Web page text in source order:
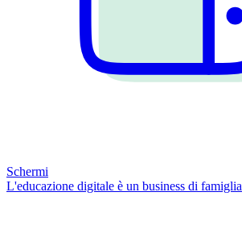
Schermi
L'educazione digitale è un business di famiglia